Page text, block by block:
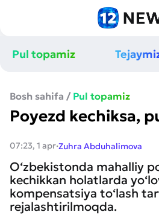
Pul topamiz
Bosh sahifa / Pul topamiz
Poyezd kechiksa,
07:23, 1 apr·Zuhra Abduhalimova
O‘zbekistonda mahalliy
kechikkan holatlarda
kompensatsiya to‘lash
rejalashtirilmoqda.